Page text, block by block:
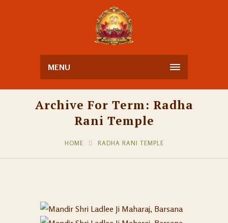
MENU
Archive For Term: Radha
Rani Temple
HOME RADHA RANI TEMPLE
MANDIR SHRI
BARSANA